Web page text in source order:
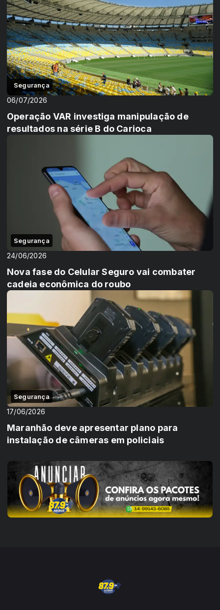
Segurança
06/07/2026
Operação VAR investiga manipulação de
resultados na série B do Carioca
Segurança
24/06/2026
Nova fase do Celular Seguro vai combater
cadeia econômica do roubo
Segurança
17/06/2026
Maranhão deve apresentar plano para
instalação de câmeras em policiais